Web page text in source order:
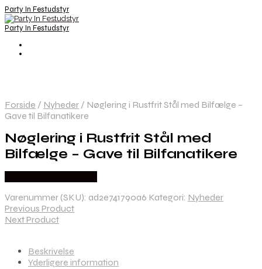
Party In Festudstyr
Party In Festudstyr
Forside / Nyheder / Nøglering i Rustfrit Stål med Bilfælge –
Gave til Bilfanatikere
Nøglering i Rustfrit Stål med
Bilfælge – Gave til Bilfanatikere
Varenummer (SKU): ad2e741790a6 Kategori: Nyheder
Previous Product
Next Product
Beskrivelse
Yderligere information